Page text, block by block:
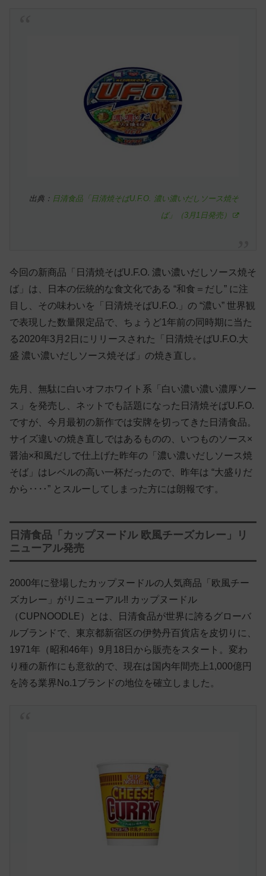
出典： 日清食品「日清焼そばU.F.O. 濃い濃いだしソース焼そ
ば」（3月1日発売）
今回の新商品「日清焼そばU.F.O. 濃い濃いだしソース焼そ
ば」は、日本の伝統的な食文化である “和食＝だし” に注
目し、その味わいを「日清焼そばU.F.O.」の “濃い” 世界観
で表現した数量限定品で、ちょうど1年前の同時期に当た
る2020年3月2日にリリースされた「日清焼そばU.F.O.大
盛 濃い濃いだしソース焼そば」の焼き直し。
先月、無駄に白いオフホワイト系「白い濃い濃い濃厚ソー
ス」を発売し、ネットでも話題になった日清焼そばU.F.O.
ですが、今月最初の新作では安牌を切ってきた日清食品。
サイズ違いの焼き直しではあるものの、いつものソース×
醤油×和風だしで仕上げた昨年の「濃い濃いだしソース焼
そば」はレベルの高い一杯だったので、昨年は “大盛りだ
から‥‥” とスルーしてしまった方には朗報です。
日清食品「カップヌードル 欧風チーズカレー」リ
ニューアル発売
2000年に登場したカップヌードルの人気商品「欧風チー
ズカレー」がリニューアル!! カップヌードル
（CUPNOODLE）とは、日清食品が世界に誇るグローバ
ルブランドで、東京都新宿区の伊勢丹百貨店を皮切りに、
1971年（昭和46年）9月18日から販売をスタート。変わ
り種の新作にも意欲的で、現在は国内年間売上1,000億円
を誇る業界No.1ブランドの地位を確立しました。